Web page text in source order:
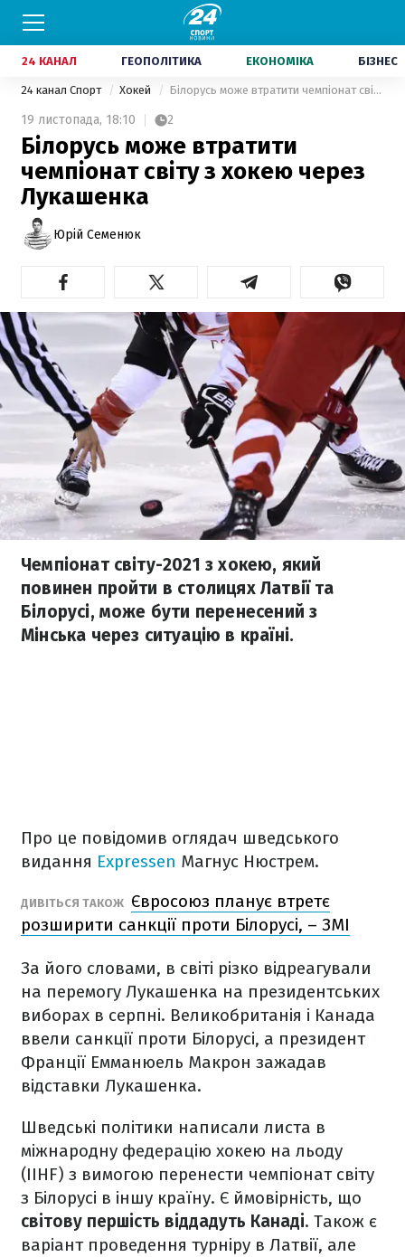
24 КАНАЛ ГЕОПОЛІТИКА ЕКОНОМІКА БІЗНЕС
24 канал Спорт Хокей Білорусь може втратити чемпіонат світу з хокею через Лукашенка
19 листопада, 18:10 2
Білорусь може втратити
чемпіонат світу з хокею через
Лукашенка
Юрій Семенюк
Чемпіонат світу-2021 з хокею, який
повинен пройти в столицях Латвії та
Білорусі, може бути перенесений з
Мінська через ситуацію в країні.
Про це повідомив оглядач шведського
видання Expressen Магнус Нюстрем.
ДИВІТЬСЯ ТАКОЖ Євросоюз планує втретє
розширити санкції проти Білорусі, – ЗМІ
За його словами, в світі різко відреагували
на перемогу Лукашенка на президентських
виборах в серпні. Великобританія і Канада
ввели санкції проти Білорусі, а президент
Франції Емманюель Макрон зажадав
відставки Лукашенка.
Шведські політики написали листа в
міжнародну федерацію хокею на льоду
(IIHF) з вимогою перенести чемпіонат світу
з Білорусі в іншу країну. Є ймовірність, що
світову першість віддадуть Канаді. Також є
варіант проведення турніру в Латвії, але